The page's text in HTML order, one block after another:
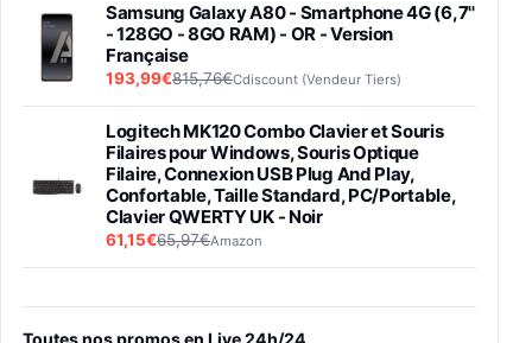
Samsung Galaxy A80 - Smartphone 4G (6,7''
- 128GO - 8GO RAM) - OR - Version
Française
193,99€815,76€Cdiscount (Vendeur Tiers)
Logitech MK120 Combo Clavier et Souris
Filaires pour Windows, Souris Optique
Filaire, Connexion USB Plug And Play,
Confortable, Taille Standard, PC/Portable,
Clavier QWERTY UK - Noir
61,15€65,97€Amazon
entraénement direct 3 vitesses (33-45-78
trs/min) avec pre-ampli intégré et port USB